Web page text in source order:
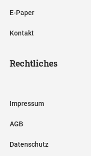
E-Paper
Kontakt
Rechtliches
Impressum
AGB
Datenschutz